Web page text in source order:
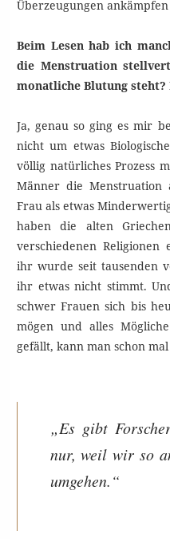
Überzeugungen ankämpfen
Beim Lesen hab ich
die Menstruation
monatliche Blutung
Ja, genau so ging es mir
nicht um etwas
völlig natürliches Prozess
Männer die Menstruation
Frau als etwas
haben die alten
verschiedenen
ihr wurde seit tausenden
ihr etwas nicht stimmt.
schwer Frauen sich bis
mögen und alles
gefällt, kann man schon
„Es gibt
nur, weil wir so
umgehen.“